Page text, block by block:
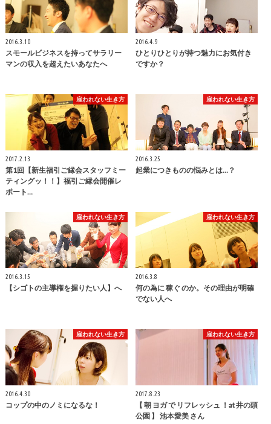
2016.3.10
スモールビジネスを持ってサラリー
マンの収入を超えたいあなたへ
2016.4.9
ひとりひとりが持つ魅力にお気付き
ですか？
雇われない生き方
2017.2.13
第1回【新生福引ご縁会スタッフミー
ティングッ！！】福引ご縁会開催レ
ポート…
雇われない生き方
2016.3.25
起業につきものの悩みとは…？
雇われない生き方
2016.3.15
【シゴトの主導権を握りたい人】へ
雇われない生き方
2016.3.8
何の為に 稼ぐ のか。その理由が明確
でない人へ
雇われない生き方
2016.4.30
コップの中のノミになるな！
雇われない生き方
2017.8.23
【 朝 ヨガ で リフレッシュ ！at 井の頭
公園 】 池本愛美 さん